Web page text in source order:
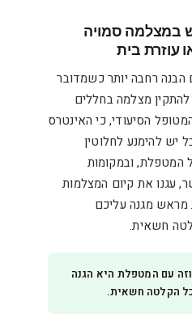
במצלמה סמויה
עוזרת בית
רחבה יותר כשמדובר
להתקין מצלמה בחללים
הסיעודי, כי האינטרס
יש להימנע לחלוטין
המטפלת, ובמקומות
עגנו את קיום המצלמות
מראש מגנה עליכם
חשאית.
עם המטפלת היא הגנה
הקלטה חשאית.